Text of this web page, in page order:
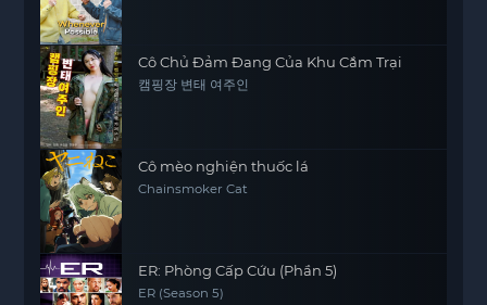
Cô Chủ Đảm Đang Của Khu Cắm Trại
캠핑장 변태 여주인
Cô mèo nghiện thuốc lá
Chainsmoker Cat
ER: Phòng Cấp Cứu (Phần 5)
ER (Season 5)